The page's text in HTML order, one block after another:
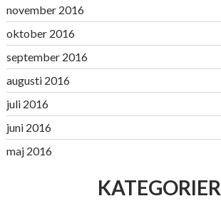
november 2016
oktober 2016
september 2016
augusti 2016
juli 2016
juni 2016
maj 2016
KATEGORIER